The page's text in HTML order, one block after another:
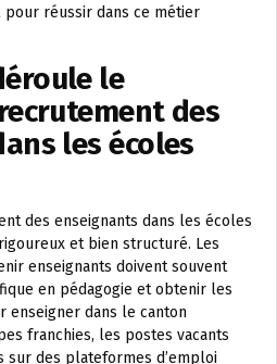
pour réussir dans ce métier
le
des
les écoles
des enseignants dans les écoles
et bien structuré. Les
enseignants doivent souvent
en pédagogie et obtenir les
enseigner dans le canton
franchies, les postes vacants
des plateformes d’emploi